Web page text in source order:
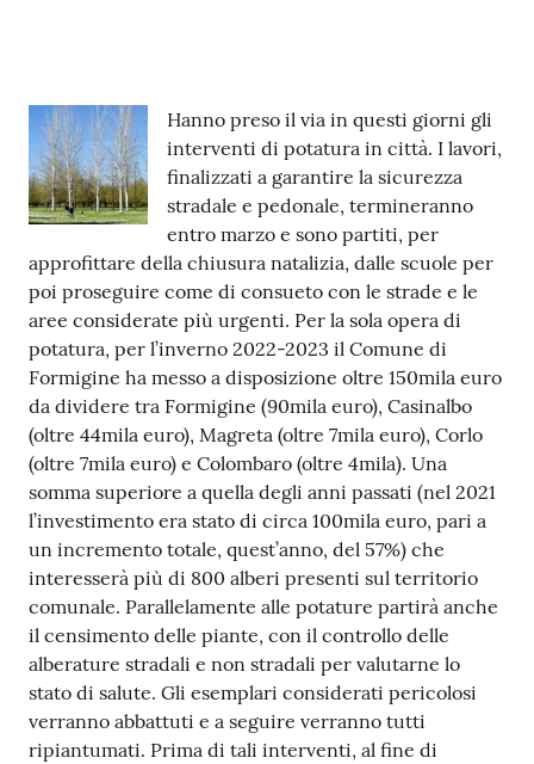
e
t
e
o
Tutti
gli
argomenti...
Seguici
su
Contenuto
Hanno preso il via in questi giorni gli
interventi di potatura in città. I lavori,
finalizzati a garantire la sicurezza
stradale e pedonale, termineranno
entro marzo e sono partiti, per
approfittare della chiusura natalizia, dalle scuole per
poi proseguire come di consueto con le strade e le
aree considerate più urgenti. Per la sola opera di
potatura, per l’inverno 2022-2023 il Comune di
Formigine ha messo a disposizione oltre 150mila euro
da dividere tra Formigine (90mila euro), Casinalbo
(oltre 44mila euro), Magreta (oltre 7mila euro), Corlo
(oltre 7mila euro) e Colombaro (oltre 4mila). Una
somma superiore a quella degli anni passati (nel 2021
l’investimento era stato di circa 100mila euro, pari a
un incremento totale, quest’anno, del 57%) che
interesserà più di 800 alberi presenti sul territorio
comunale. Parallelamente alle potature partirà anche
il censimento delle piante, con il controllo delle
alberature stradali e non stradali per valutarne lo
stato di salute. Gli esemplari considerati pericolosi
verranno abbattuti e a seguire verranno tutti
ripiantumati. Prima di tali interventi, al fine di